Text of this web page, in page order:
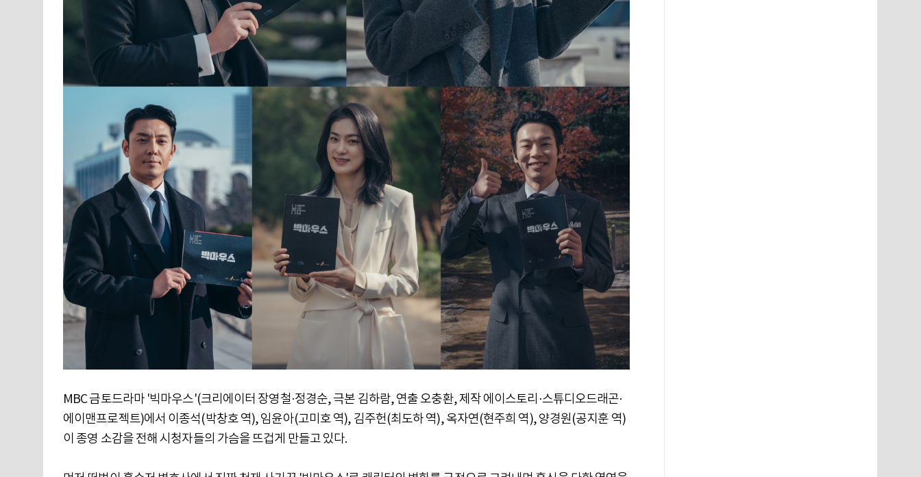
MBC 금토드라마 '빅마우스'(크리에이터 장영철·정경순, 극본 김하람, 연출 오충환, 제작 에이스토리·스튜디오드래곤·
에이맨프로젝트)에서 이종석(박창호 역), 임윤아(고미호 역), 김주헌(최도하 역), 옥자연(현주희 역), 양경원(공지훈 역)
이 종영 소감을 전해 시청자들의 가슴을 뜨겁게 만들고 있다.